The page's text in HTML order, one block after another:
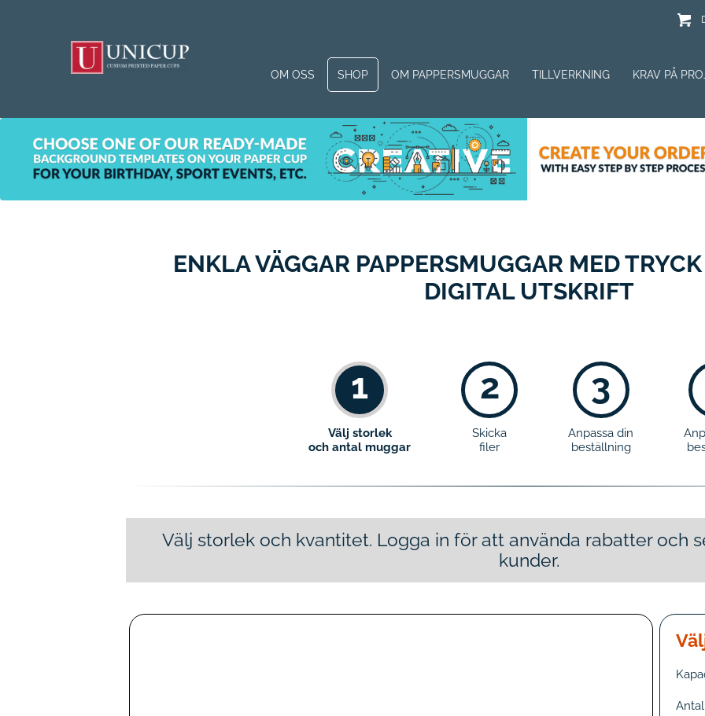
OM OSS SHOP OM PAPPERSMUGGAR TILLVERKNING KRAV PÅ
ENKLA VÄGGAR PAPPERSMUGGAR MED
DIGITAL UTSKRIFT
1
Välj storlek
och antal muggar
2
Skicka
filer
3
Anpassa din
beställning
Välj storlek och kvantitet. Logga in för att använda rabatter och
kunder.
Antal